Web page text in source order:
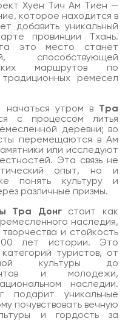
Хуен Тич Ам Тиен —
которое находится в
добавить уникальный
провинции Тхань.
это место станет
способствующей
маршрутов по
ремесел
утром в Тра
с процессом литья
деревни; во
перемещаются в Ам
или исследуют
Эта связь не
опыт, но и
понять культуру и
различные призмы.
Тра Донгстоит как
наследия,
и стойкость
лет истории. Это
туристов, от
культуры до
и молодежи,
наследии.
уникальные
почувствовать вечную
и гордость за